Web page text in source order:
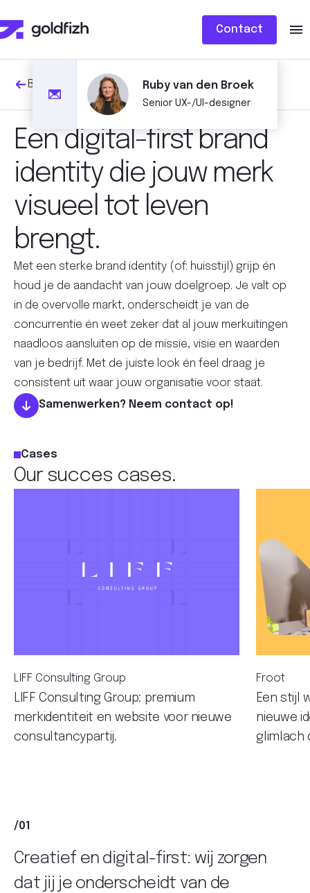
Contact
Ruby van den Broek
Senior UX-/UI-designer
Back to Branding
Een digital-first brand
identity die jouw merk
visueel tot leven
brengt.
Met een sterke brand identity (of: huisstijl) grijp én
houd je de aandacht van jouw doelgroep. Je valt op
in de overvolle markt, onderscheidt je van de
concurrentie én weet zeker dat al jouw merkuitingen
naadloos aansluiten op de missie, visie en waarden
van je bedrijf. Met de juiste look én feel draag je
consistent uit waar jouw organisatie voor staat.
Samenwerken? Neem contact op!
Cases
Our succes cases.
LIFF Consulting Group
LIFF Consulting Group: premium
merkidentiteit en website voor nieuwe
consultancypartij.
Froot
Een stijl
nieuwe
glimlach
/01
Creatief en digital-first: wij zorgen
dat jij je onderscheidt van de